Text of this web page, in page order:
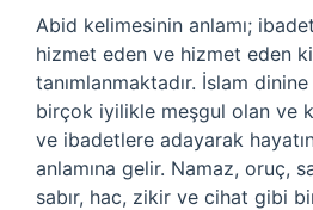
Abid kelimesinin anlamı;
hizmet eden ve hizmet eden
tanımlanmaktadır. İslam
birçok iyilikle meşgul olan ve
ve ibadetlere adayarak
anlamına gelir. Namaz, oruç,
sabır, hac, zikir ve cihat gibi